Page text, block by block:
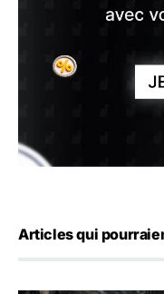
Articles qui